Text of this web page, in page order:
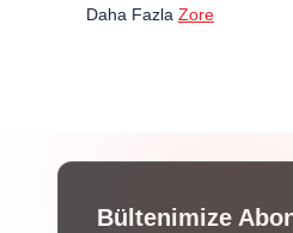
Daha Fazla Zore
Bültenimize